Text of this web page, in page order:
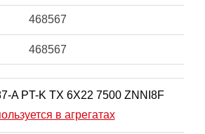
468567
468567
A PT-K TX 6X22 7500 ZNNI8F
в агрегатах